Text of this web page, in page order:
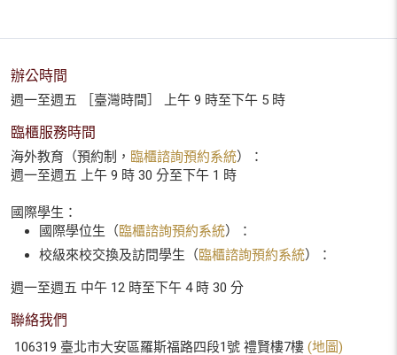
辦公時間
週一至週五 ［臺灣時間］ 上午 9 時至下午 5 時
臨櫃服務時間
海外教育（預約制， 臨櫃諮詢預約系統）：
週一至週五 上午 9 時 30 分至下午 1 時
國際學生：
國際學位生（臨櫃諮詢預約系統）：
校級來校交換及訪問學生（臨櫃諮詢預約系統）：
週一至週五 中午 12 時至下午 4 時 30 分
聯絡我們
106319 臺北市大安區羅斯福路四段1號 禮賢樓7樓 (地圖)